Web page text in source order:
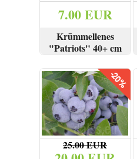
7.00 EUR
Krūmmellenes
"Patriots" 40+ cm
SKATĪT PIRKT
25.00 EUR